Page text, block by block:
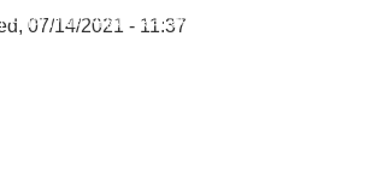
शिक्षक सरुवा सरुवा सम्बन्धी सूचना।
07/14/2021 - 11:37